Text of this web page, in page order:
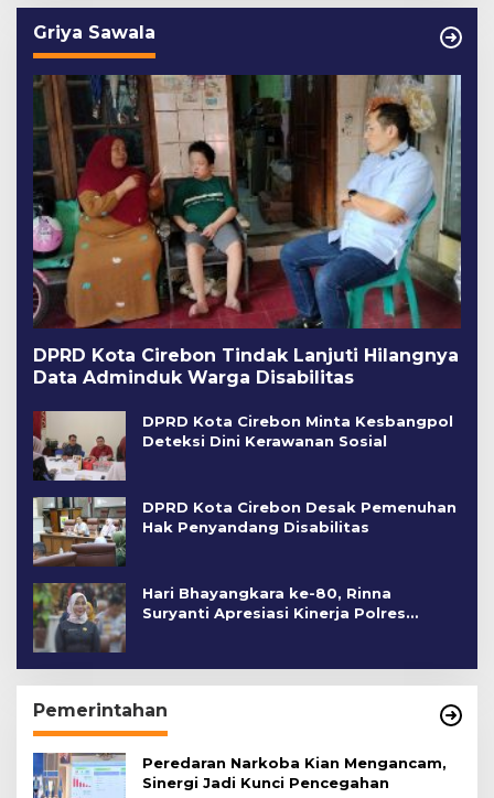
Griya Sawala
DPRD Kota Cirebon Tindak Lanjuti Hilangnya
Data Adminduk Warga Disabilitas
DPRD Kota Cirebon Minta Kesbangpol
Deteksi Dini Kerawanan Sosial
DPRD Kota Cirebon Desak Pemenuhan
Hak Penyandang Disabilitas
Hari Bhayangkara ke-80, Rinna
Suryanti Apresiasi Kinerja Polres
Pemerintahan
Peredaran Narkoba Kian Mengancam,
Sinergi Jadi Kunci Pencegahan